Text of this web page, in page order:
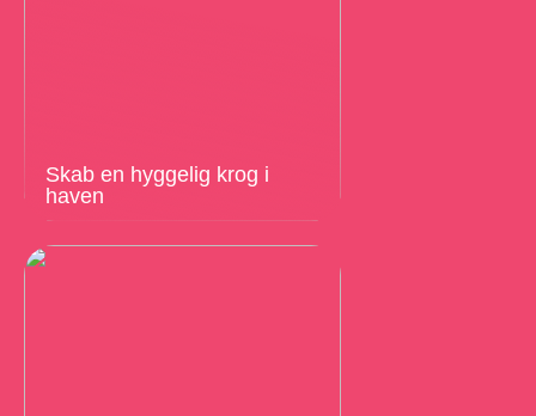
Skab en hyggelig krog i
haven